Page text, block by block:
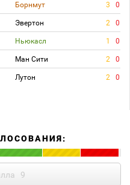
Борнмут 3 0
Эвертон 2 0
Ньюкасл 1 0
Ман Сити 2 0
Лутон 2 0
9